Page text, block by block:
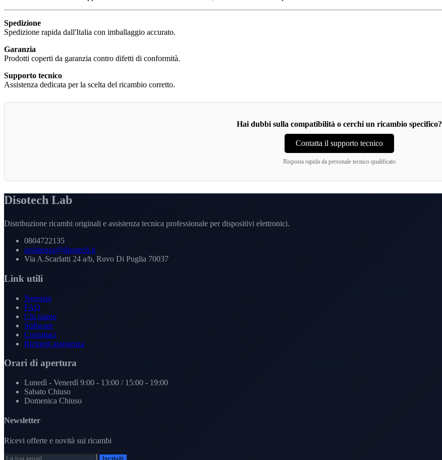
Spedizione
Spedizione rapida dall'Italia con imballaggio accurato.
Garanzia
Prodotti coperti da garanzia contro difetti di conformità.
Supporto tecnico
Assistenza dedicata per la scelta del ricambio corretto.
Hai dubbi sulla compatibilità o cerchi un ricambio specifico?
Contatta il supporto tecnico
Risposta rapida da personale tecnico qualificato
Disotech Lab
Distribuzione ricambi originali e assistenza tecnica professionale per dispositivi elettronici.
0804722135
assistenza@disotech.it
Via A.Scarlatti 24 a/b, Ruvo Di Puglia 70037
Link utili
Negozio
FAQ
Chi siamo
Software
Contattaci
Richiedi assistenza
Orari di apertura
Lunedì - Venerdì 9:00 - 13:00 / 15:00 - 19:00
Sabato Chiuso
Domenica Chiuso
Newsletter
Ricevi offerte e novità sui ricambi